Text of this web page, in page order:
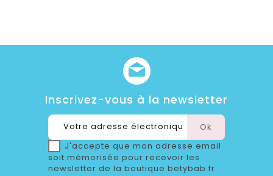
Inscrivez-vous à la newsletter
J'accepte que mon adresse email
soit mémorisée pour recevoir les
newsletter de la boutique betybab.fr